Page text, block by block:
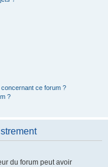
ce forum ?
?
du forum peut avoir